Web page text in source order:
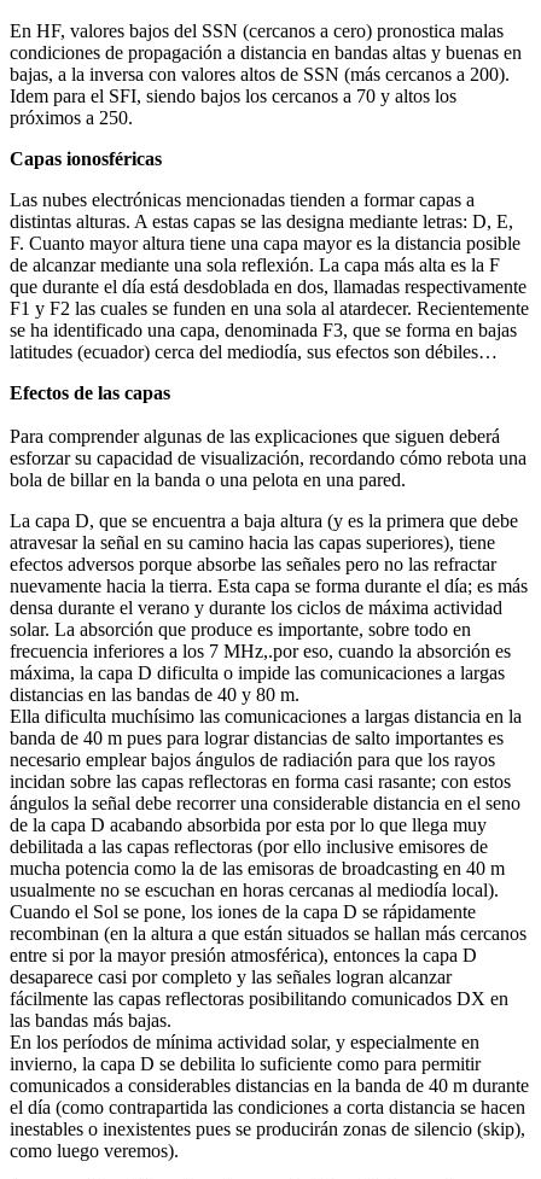
En HF, valores bajos del SSN (cercanos a cero) pronostica malas
condiciones de propagación a distancia en bandas altas y buenas en
bajas, a la inversa con valores altos de SSN (más cercanos a 200).
Idem para el SFI, siendo bajos los cercanos a 70 y altos los
próximos a 250.
Capas ionosféricas
Las nubes electrónicas mencionadas tienden a formar capas a
distintas alturas. A estas capas se las designa mediante letras: D, E,
F. Cuanto mayor altura tiene una capa mayor es la distancia posible
de alcanzar mediante una sola reflexión. La capa más alta es la F
que durante el día está desdoblada en dos, llamadas respectivamente
F1 y F2 las cuales se funden en una sola al atardecer. Recientemente
se ha identificado una capa, denominada F3, que se forma en bajas
latitudes (ecuador) cerca del mediodía, sus efectos son débiles…
Efectos de las capas
Para comprender algunas de las explicaciones que siguen deberá
esforzar su capacidad de visualización, recordando cómo rebota una
bola de billar en la banda o una pelota en una pared.
La capa D, que se encuentra a baja altura (y es la primera que debe
atravesar la señal en su camino hacia las capas superiores), tiene
efectos adversos porque absorbe las señales pero no las refractar
nuevamente hacia la tierra. Esta capa se forma durante el día; es más
densa durante el verano y durante los ciclos de máxima actividad
solar. La absorción que produce es importante, sobre todo en
frecuencia inferiores a los 7 MHz,.por eso, cuando la absorción es
máxima, la capa D dificulta o impide las comunicaciones a largas
distancias en las bandas de 40 y 80 m.
Ella dificulta muchísimo las comunicaciones a largas distancia en la
banda de 40 m pues para lograr distancias de salto importantes es
necesario emplear bajos ángulos de radiación para que los rayos
incidan sobre las capas reflectoras en forma casi rasante; con estos
ángulos la señal debe recorrer una considerable distancia en el seno
de la capa D acabando absorbida por esta por lo que llega muy
debilitada a las capas reflectoras (por ello inclusive emisores de
mucha potencia como la de las emisoras de broadcasting en 40 m
usualmente no se escuchan en horas cercanas al mediodía local).
Cuando el Sol se pone, los iones de la capa D se rápidamente
recombinan (en la altura a que están situados se hallan más cercanos
entre si por la mayor presión atmosférica), entonces la capa D
desaparece casi por completo y las señales logran alcanzar
fácilmente las capas reflectoras posibilitando comunicados DX en
las bandas más bajas.
En los períodos de mínima actividad solar, y especialmente en
invierno, la capa D se debilita lo suficiente como para permitir
comunicados a considerables distancias en la banda de 40 m durante
el día (como contrapartida las condiciones a corta distancia se hacen
inestables o inexistentes pues se producirán zonas de silencio (skip),
como luego veremos).